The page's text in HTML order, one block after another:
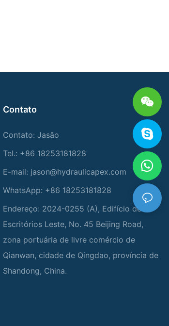
Contato
Contato: Jasão
Tel.: +86 18253181828
E-mail: jason@hydraulicapex.com
WhatsApp: +86 18253181828
Endereço: 2024-0255 (A), Edifício de
Escritórios Leste, No. 45 Beijing Road,
zona portuária de livre comércio de
Qianwan, cidade de Qingdao, província de
Shandong, China.